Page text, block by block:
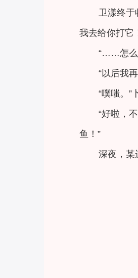
卫漾终于
我去给你打它
“……怎么
“以后我
“噗嗤。”
“好啦，
鱼！”
深夜，某